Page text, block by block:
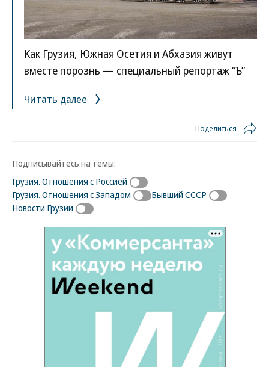
Как Грузия, Южная Осетия и Абхазия живут
вместе порознь — специальный репортаж “Ъ”
Читать далее
Поделиться
Подписывайтесь на темы:
Грузия. Отношения с Россией
Грузия. Отношения с Западом
Бывший СССР
Новости Грузии